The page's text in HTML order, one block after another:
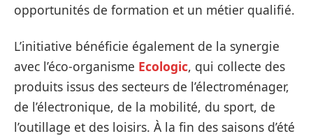
opportunités de formation et un métier qualifié.
L’initiative bénéficie également de la synergie
avec l’éco-organisme Ecologic, qui collecte des
produits issus des secteurs de l’électroménager,
de l’électronique, de la mobilité, du sport, de
l’outillage et des loisirs. À la fin des saisons d’été